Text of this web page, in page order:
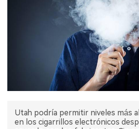
Utah podría permitir niveles más
en los cigarrillos electrónicos